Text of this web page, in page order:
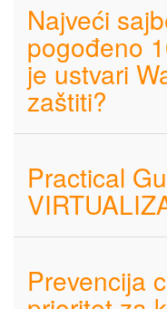
Najveći
pogođeno
je ustvari
zaštiti?
Practical
Prevencija